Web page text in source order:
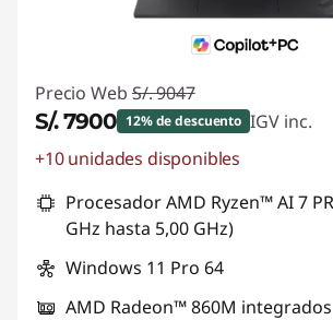
Precio Web S/. 9047
S/. 7900 12% de descuento IGV inc.
Ahorros instantáneos :
+10 unidades disponibles
Procesador AMD Ryzen™ AI 7
GHz hasta 5,00 GHz)
Windows 11 Pro 64
AMD Radeon™ 860M integrados